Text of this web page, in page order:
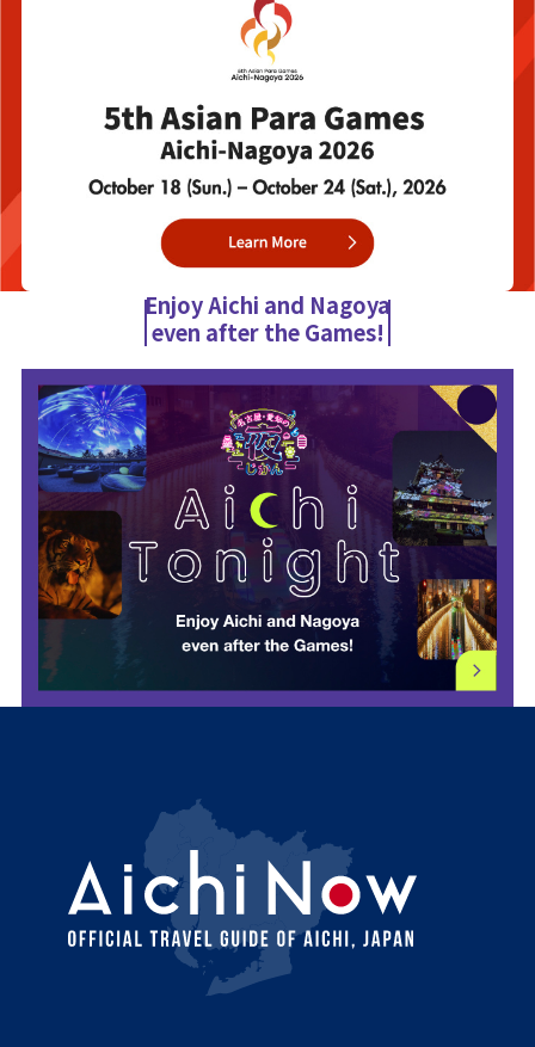
Enjoy Aichi and Nagoya
even after the Games!